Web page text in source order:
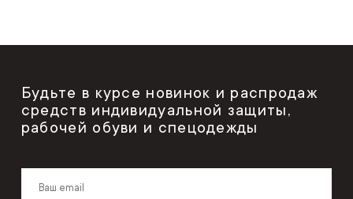
Будьте в курсе новинок и распродаж
средств индивидуальной защиты,
рабочей обуви и спецодежды